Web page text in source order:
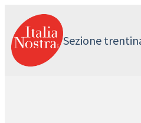
contenuto
Sezione